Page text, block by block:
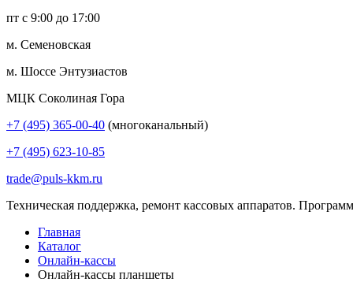
пт с 9:00 до 17:00
м. Семеновская
м. Шоссе Энтузиастов
МЦК Соколиная Гора
+7 (495) 365-00-40 (многоканальный)
+7 (495) 623-10-85
trade@puls-kkm.ru
Техническая поддержка, ремонт кассовых аппаратов.
Главная
Каталог
Онлайн-кассы
Онлайн-кассы планшеты